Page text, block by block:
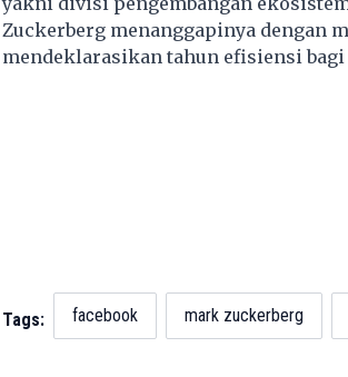
Zuckerberg menanggapinya dengan
mendeklarasikan tahun efisiensi bagi
Tags: facebook mark zuckerberg